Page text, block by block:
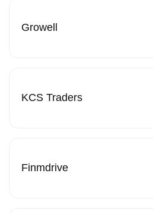
Growell
KCS Traders
Finmdrive